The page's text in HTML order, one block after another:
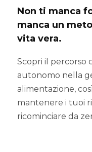
Non ti manca
manca un
vita vera.
Scopri il percorso
autonomo nella
alimentazione,
mantenere i tuoi
ricominciare da